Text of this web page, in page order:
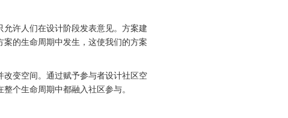
许人们在设计阶段发表意见。方案建
的生命周期中发生，这使我们的方案
变空间。通过赋予参与者设计社区空
个生命周期中都融入社区参与。